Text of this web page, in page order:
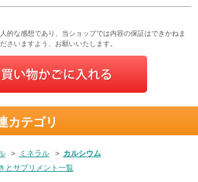
的な感想であり、当ショップでは内容の保証はできかねま
さいますよう、お願いいたします。
カテゴリ
> ミネラル > カルシウム
とサプリメント一覧